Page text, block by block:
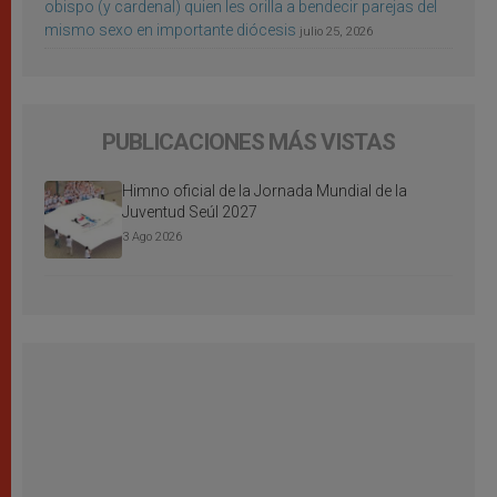
obispo (y cardenal) quien les orilla a bendecir parejas del
mismo sexo en importante diócesis julio 25, 2026
PUBLICACIONES MÁS VISTAS
Himno oficial de la Jornada Mundial de la
Juventud Seúl 2027
3 Ago 2026